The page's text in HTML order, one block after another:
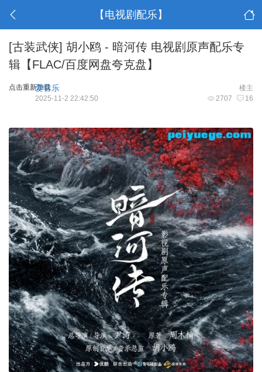
【电视剧配乐】
[古装武侠] 胡小鸥 - 暗河传 电视剧原声配乐专
辑【FLAC/百度网盘夸克盘】
点击重新加载 楼主
爱音乐
2707 16
2025-11-2 22:42:50